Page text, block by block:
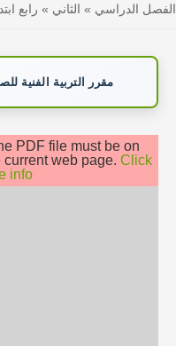
الفصل الدراسي » الثاني » رابع
مقرر التربية الفنية
PDF file must be on
web page. Click
info